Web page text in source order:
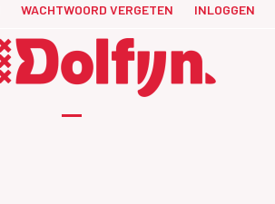
WACHTWOORD VERGETEN INLOGGEN